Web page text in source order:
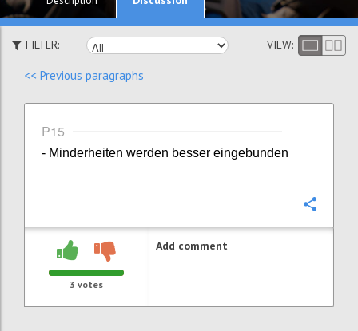
FILTER: VIEW:
<< Previous paragraphs
P15
- Minderheiten werden besser eingebunden
3 votes
Add comment